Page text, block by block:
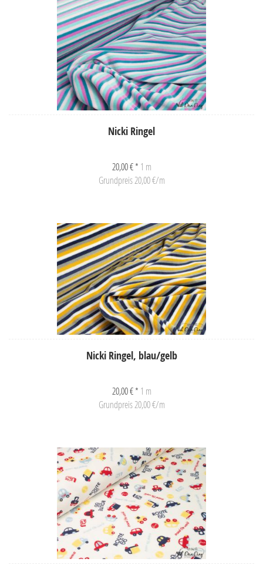
Nicki Ringel
20,00 € * 1 m
Grundpreis 20,00 €/m
Nicki Ringel, blau/gelb
20,00 € * 1 m
Grundpreis 20,00 €/m